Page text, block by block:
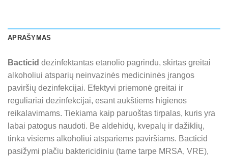
APRAŠYMAS
Bacticid dezinfektantas etanolio pagrindu, skirtas greitai
alkoholiui atsparių neinvazinės medicininės įrangos
paviršių dezinfekcijai. Efektyvi priemonė greitai ir
reguliariai dezinfekcijai, esant aukštiems higienos
reikalavimams. Tiekiama kaip paruoštas tirpalas, kuris yra
labai patogus naudoti. Be aldehidų, kvepalų ir dažiklių,
tinka visiems alkoholiui atspariems paviršiams. Bacticid
pasižymi plačiu baktericidiniu (tame tarpe MRSA, VRE),